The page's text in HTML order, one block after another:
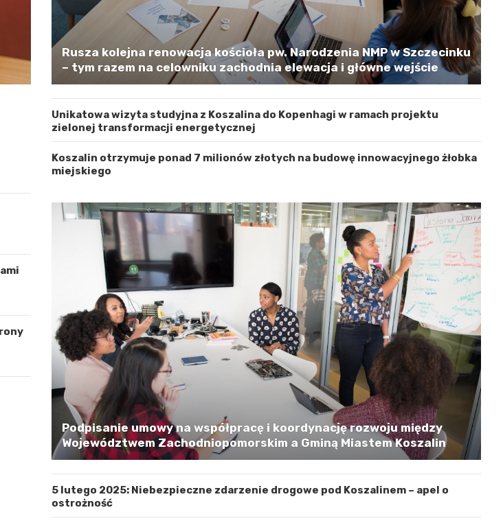
Rusza kolejna renowacja kościoła pw. Narodzenia NMP w Szczecinku
– tym razem na celowniku zachodnia elewacja i główne wejście
Unikatowa wizyta studyjna z Koszalina do Kopenhagi w ramach projektu
zielonej transformacji energetycznej
Koszalin otrzymuje ponad 7 milionów złotych na budowę innowacyjnego żłobka
miejskiego
Podpisanie umowy na współpracę i koordynację rozwoju między
Województwem Zachodniopomorskim a Gminą Miastem Koszalin
5 lutego 2025: Niebezpieczne zdarzenie drogowe pod Koszalinem – apel o
ostrożność